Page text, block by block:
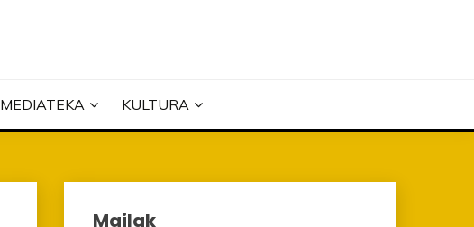
MEDIATEKA KULTURA
Mailak